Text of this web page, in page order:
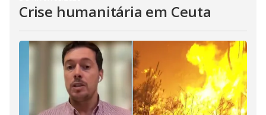
Crise humanitária em Ceuta